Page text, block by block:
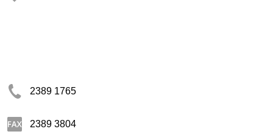
2389 1765
2389 3804